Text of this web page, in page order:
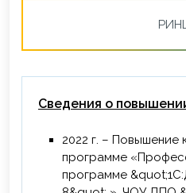
Сведения о
2022 г. – Повышение
программе
программе